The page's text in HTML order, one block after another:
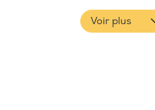
Voir plus